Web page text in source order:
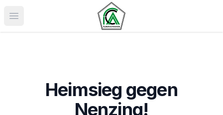
Menü öffnen
Heimsieg gegen
Nenzing!